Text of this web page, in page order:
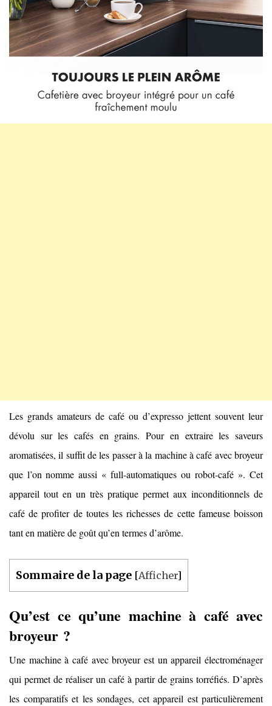
Les grands amateurs de café ou d’expresso jettent souvent leur
dévolu sur les cafés en grains. Pour en extraire les saveurs
aromatisées, il suffit de les passer à la machine à café avec broyeur
que l’on nomme aussi « full-automatiques ou robot-café ». Cet
appareil tout en un très pratique permet aux inconditionnels de
café de profiter de toutes les richesses de cette fameuse boisson
tant en matière de goût qu’en termes d’arôme.
Sommaire de la page [Afficher]
Qu’est ce qu’une machine à café avec
broyeur ?
Une machine à café avec broyeur est un appareil électroménager
qui permet de réaliser un café à partir de grains torréfiés. D’après
les comparatifs et les sondages, cet appareil est particulièrement